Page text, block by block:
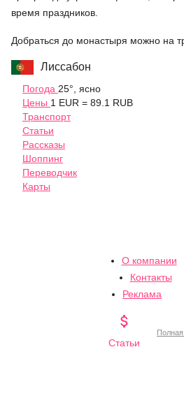
время праздников.
Добраться до монастыря можно на
Лиссабон
Погода 25°, ясно
Цены 1 EUR = 89.1 RUB
Транспорт
Статьи
Рассказы
Шоппинг
Переводчик
Карты
О компании
Контакты
Реклама

Статьи